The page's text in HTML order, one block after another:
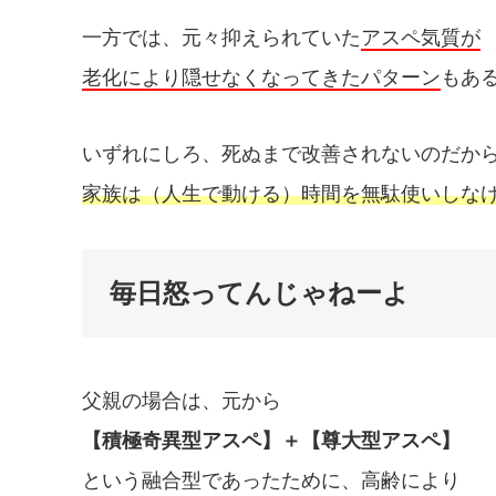
一方では、元々抑えられていたアスペ気質が
老化により隠せなくなってきたパターン もあ
いずれにしろ、死ぬまで改善されないのだから
家族は（人生で動ける）時間を無駄使いしな
毎日怒ってんじゃねーよ
父親の場合は、元から
【積極奇異型アスペ】＋【尊大型アスペ】
という融合型であったために、高齢により